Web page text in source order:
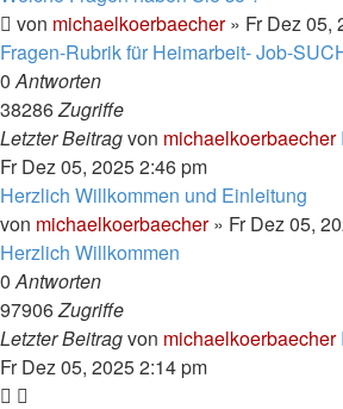
von michaelkoerbaecher» Fr Dez 05,
Fragen-Rubrik für Heimarbeit- Job-
0Antworten
38286Zugriffe
Letzter Beitragvon michaelkoerbaecher
Fr Dez 05, 2025 2:46 pm
Herzlich Willkommen und Einleitung
von michaelkoerbaecher» Fr Dez 05,
Herzlich Willkommen
0Antworten
97906Zugriffe
Letzter Beitragvon michaelkoerbaecher
Fr Dez 05, 2025 2:14 pm